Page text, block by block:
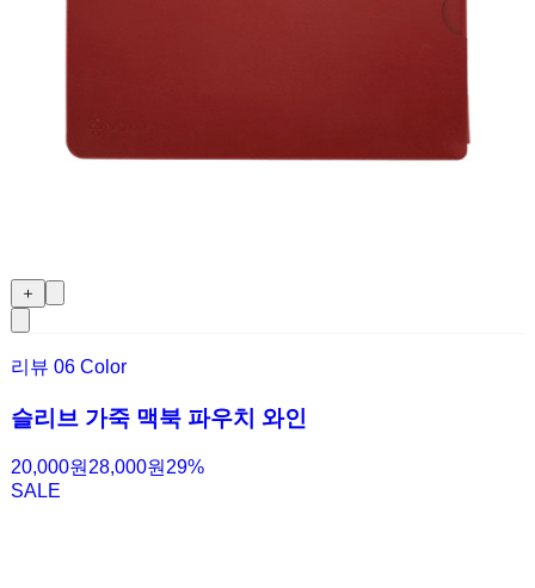
＋
리뷰 06 Color
슬리브 가죽 맥북 파우치 와인
20,000원28,000원29%
SALE